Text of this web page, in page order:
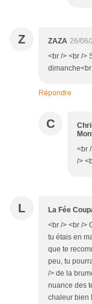
Z ZAZA 26/06/
<br /> <br />
Répondre
C
<br
/>
L La Fée
<br /> <br />
tu étais en
que te
peu, tu
/> de la
nuance des
chaleur bien